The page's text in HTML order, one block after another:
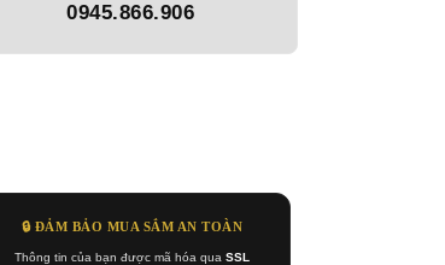
0945.866.906
🔒 ĐẢM BẢO MUA SẮM AN TOÀN
Thông tin của bạn được mã hóa qua SSL